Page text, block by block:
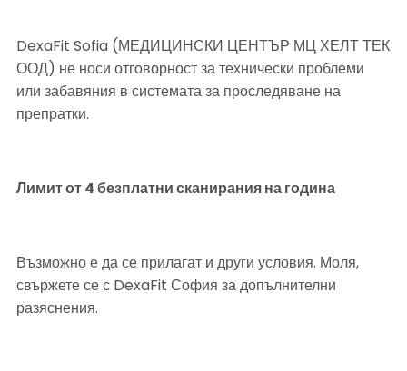
DexaFit Sofia (МЕДИЦИНСКИ ЦЕНТЪР МЦ ХЕЛТ ТЕК
ООД) не носи отговорност за технически проблеми
или забавяния в системата за проследяване на
препратки.
Лимит от 4 безплатни сканирания на година
Възможно е да се прилагат и други условия. Моля,
свържете се с DexaFit София за допълнителни
разяснения.